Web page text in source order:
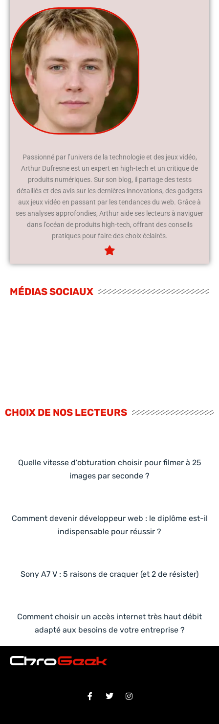
Passionné par l’univers de la technologie et des jeux vidéo,
Arthur Dufresne est un expert en high-tech et un critique de
produits numériques. Sur son blog, il partage des tests
détaillés et des avis sur les dernières innovations, des gadgets
aux jeux vidéo en passant par les tendances du web. Grâce à
ses analyses approfondies, Arthur aide ses lecteurs à naviguer
dans l’océan de produits high-tech, offrant des conseils
pratiques pour faire des choix éclairés.
MÉDIAS SOCIAUX
CHOIX DE NOS LECTEURS
Quelle vitesse d’obturation choisir pour filmer à 25
images par seconde ?
Comment devenir développeur web : le diplôme est-il
indispensable pour réussir ?
Sony A7 V : 5 raisons de craquer (et 2 de résister)
Comment choisir un accès internet très haut débit
adapté aux besoins de votre entreprise ?